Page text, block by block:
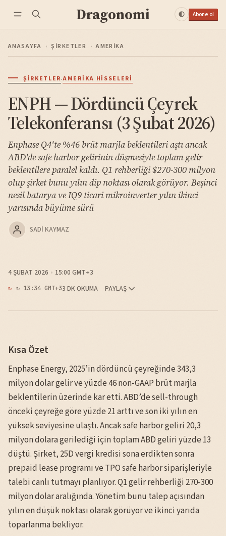
Dragonomi Abone ol
ANASAYFA › ŞIRKETLER › AMERIKA
ŞIRKETLER·AMERIKA HISSELERI
ENPH — Dördüncü Çeyrek
Telekonferansı (3 Şubat 2026)
Enphase Q4'te %46 brüt marjla beklentileri aştı ancak
ABD'de safe harbor gelirinin düşmesiyle toplam gelir
beklentilere paralel kaldı. Q1 rehberliği $270-300 milyon
olup şirket bunu yılın dip noktası olarak görüyor. Beşinci
nesil batarya ve IQ9 ticari mikroinverter yılın ikinci
yarısında büyüme sürü
SADI KAYMAZ
4 ŞUBAT 2026 15:00 GMT+3
↻ 13:34 GMT+33 DK OKUMA PAYLAŞ
Kısa Özet
Enphase Energy, 2025’in dördüncü çeyreğinde 343,3
milyon dolar gelir ve yüzde 46 non-GAAP brüt marjla
beklentilerin üzerinde kar etti. ABD’de sell-through
önceki çeyreğe göre yüzde 21 arttı ve son iki yılın en
yüksek seviyesine ulaştı. Ancak safe harbor geliri 20,3
milyon dolara gerilediği için toplam ABD geliri yüzde 13
düştü. Şirket, 25D vergi kredisi sona erdikten sonra
prepaid lease programı ve TPO safe harbor siparişleriyle
talebi canlı tutmayı planlıyor. Q1 gelir rehberliği 270-300
milyon dolar aralığında. Yönetim bunu talep açısından
yılın en düşük noktası olarak görüyor ve ikinci yarıda
toparlanma bekliyor.